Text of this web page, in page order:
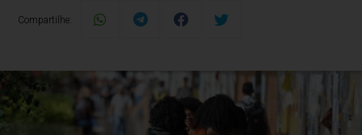
Compartilhe: